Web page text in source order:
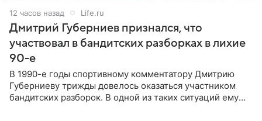
12 часов назад Life.ru
Дмитрий Губерниев признался, что
участвовал в бандитских разборках в лихие
90-е
В 1990-е годы спортивному комментатору Дмитрию
Губерниеву трижды довелось оказаться участником
бандитских разборок. В одной из таких ситуаций ему